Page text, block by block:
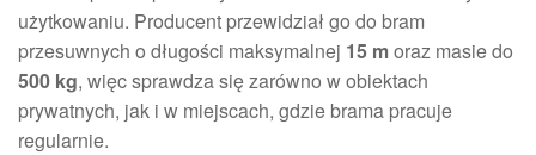
użytkowaniu. Producent przewidział go do bram
przesuwnych o długości maksymalnej 15 moraz masie do
500 kg, więc sprawdza się zarówno w obiektach
prywatnych, jak i w miejscach, gdzie brama pracuje
regularnie.